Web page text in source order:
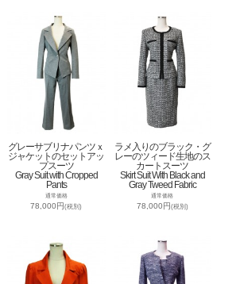
グレーサブリナパンツｘ
ジャケットのセットアッ
プスーツ
Gray Suit with Cropped
Pants
通常価格
78,000円(税別)
ラメ入りのブラック・グ
レーのツィード生地のス
カートスーツ
Skirt Suit With Black and
Gray Tweed Fabric
通常価格
78,000円(税別)